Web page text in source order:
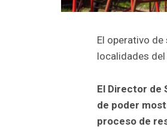
El operativo
localidades
El Director de
de poder
proceso de